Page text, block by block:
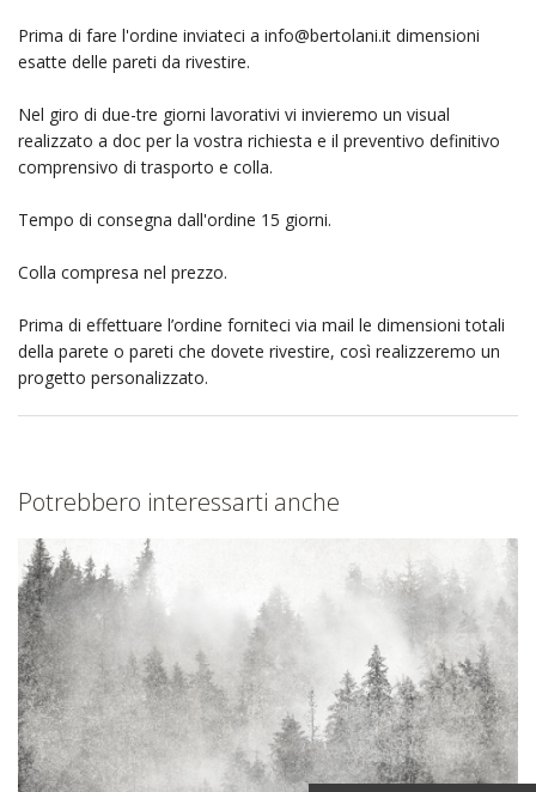
Prima di fare l'ordine inviateci a info@bertolani.it dimensioni
esatte delle pareti da rivestire.
Nel giro di due-tre giorni lavorativi vi invieremo un visual
realizzato a doc per la vostra richiesta e il preventivo definitivo
comprensivo di trasporto e colla.
Tempo di consegna dall'ordine 15 giorni.
Colla compresa nel prezzo.
Prima di effettuare l’ordine forniteci via mail le dimensioni totali
della parete o pareti che dovete rivestire, così realizzeremo un
progetto personalizzato.
Potrebbero interessarti anche